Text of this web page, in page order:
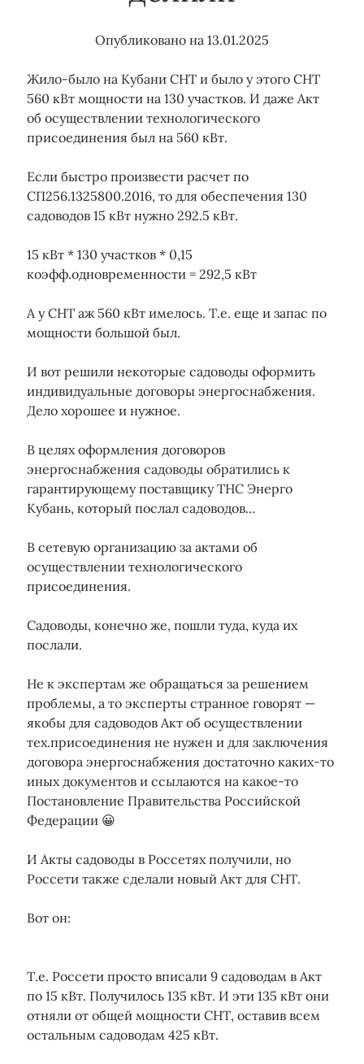
15 кВт 150 кВт Бездоговорное потребление
Водоканал Водоотведение Водоснабжение Газ
Газораспределение Гарантирующий поставщик
Догазификация Договор энергоснабжения
Консолидация объектов электроэнергии
Консолидация сетей
ЛОЭСК Льготы Майнинг
Мособлэнерго
Мошенники Опосредованное присоединение
Охранные зоны ПТЭЭП Подключение воды
Подключение электричества
Правила ТП Прибор учета
Россети СНТ Сетевая организация
Технологическое присоединение
Увеличение мощности Управляющая компания ФАС
Электрозарядки Электромобили
Опубликовано на 13.01.2025
Жило-было на Кубани СНТ и было у этого СНТ
560 кВт мощности на 130 участков. И даже Акт
об осуществлении технологического
присоединения был на 560 кВт.
Если быстро произвести расчет по
СП256.1325800.2016, то для обеспечения 130
садоводов 15 кВт нужно 292.5 кВт.
15 кВт * 130 участков * 0,15
коэфф.одновременности = 292,5 кВт
А у СНТ аж 560 кВт имелось. Т.е. еще и запас по
мощности большой был.
И вот решили некоторые садоводы оформить
индивидуальные договоры энергоснабжения.
Дело хорошее и нужное.
В целях оформления договоров
энергоснабжения садоводы обратились к
гарантирующему поставщику ТНС Энерго
Кубань, который послал садоводов…
В сетевую организацию за актами об
осуществлении технологического
присоединения.
Садоводы, конечно же, пошли туда, куда их
послали.
Не к экспертам же обращаться за решением
проблемы, а то эксперты странное говорят —
якобы для садоводов Акт об осуществлении
тех.присоединения не нужен и для заключения
договора энергоснабжения достаточно каких-то
иных документов и ссылаются на какое-то
Постановление Правительства Российской
Федерации 😀
И Акты садоводы в Россетях получили, но
Россети также сделали новый Акт для СНТ.
Вот он:
Т.е. Россети просто вписали 9 садоводам в Акт
по 15 кВт. Получилось 135 кВт. И эти 135 кВт они
отняли от общей мощности СНТ, оставив всем
остальным садоводам 425 кВт.